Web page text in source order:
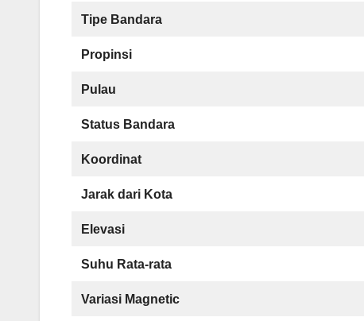
Tipe Bandara
Propinsi
Pulau
Status Bandara
Koordinat
Jarak dari Kota
Elevasi
Suhu Rata-rata
Variasi Magnetic